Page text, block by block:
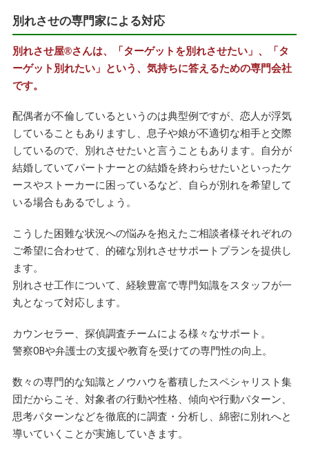
別れさせの専門家による対応
別れさせ屋®さんは、「ターゲットを別れさせたい」、「タ
ーゲット別れたい」という、気持ちに答えるための専門会社
です。
配偶者が不倫しているというのは典型例ですが、恋人が浮気
していることもありますし、息子や娘が不適切な相手と交際
しているので、別れさせたいと言うこともあります。自分が
結婚していてパートナーとの結婚を終わらせたいといったケ
ースやストーカーに困っているなど、自らが別れを希望して
いる場合もあるでしょう。
こうした困難な状況への悩みを抱えたご相談者様それぞれの
ご希望に合わせて、的確な別れさせサポートプランを提供し
ます。
別れさせ工作について、経験豊富で専門知識をスタッフが一
丸となって対応します。
カウンセラー、探偵調査チームによる様々なサポート。
警察OBや弁護士の支援や教育を受けての専門性の向上。
数々の専門的な知識とノウハウを蓄積したスペシャリスト集
団だからこそ、対象者の行動や性格、傾向や行動パターン、
思考パターンなどを徹底的に調査・分析し、綿密に別れへと
導いていくことが実施していきます。